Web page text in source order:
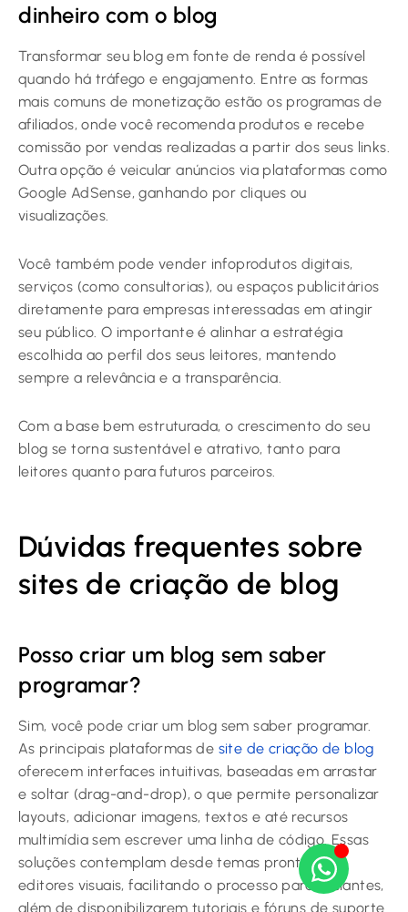
dinheiro com o blog
Transformar seu blog em fonte de renda é possível
quando há tráfego e engajamento. Entre as formas
mais comuns de monetização estão os programas de
afiliados, onde você recomenda produtos e recebe
comissão por vendas realizadas a partir dos seus links.
Outra opção é veicular anúncios via plataformas como
Google AdSense, ganhando por cliques ou
visualizações.
Você também pode vender infoprodutos digitais,
serviços (como consultorias), ou espaços publicitários
diretamente para empresas interessadas em atingir
seu público. O importante é alinhar a estratégia
escolhida ao perfil dos seus leitores, mantendo
sempre a relevância e a transparência.
Com a base bem estruturada, o crescimento do seu
blog se torna sustentável e atrativo, tanto para
leitores quanto para futuros parceiros.
Dúvidas frequentes sobre
sites de criação de blog
Posso criar um blog sem saber
programar?
Sim, você pode criar um blog sem saber programar.
As principais plataformas de site de criação de blog
oferecem interfaces intuitivas, baseadas em arrastar
e soltar (drag-and-drop), o que permite personalizar
layouts, adicionar imagens, textos e até recursos
multimídia sem escrever uma linha de código. Essas
soluções contemplam desde temas prontos até
editores visuais, facilitando o processo para iniciantes,
além de disponibilizarem tutoriais e fóruns de suporte